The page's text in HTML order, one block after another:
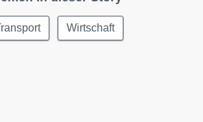
Wirtschaft